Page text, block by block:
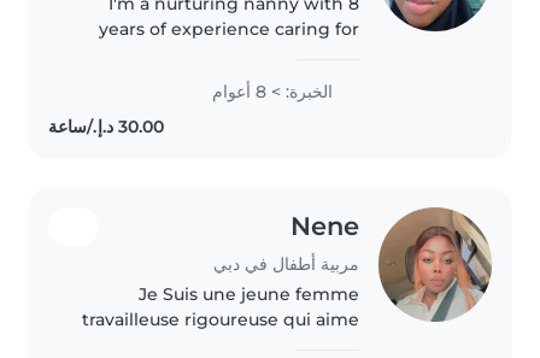
years of experience caring for
certificate in secondary
education and love engaging
little ones with reading and
الخبرة: > 8 أعوام
Nene
مربية أطفال في دبي
Je Suis une jeune femme
travailleuse rigoureuse qui aime